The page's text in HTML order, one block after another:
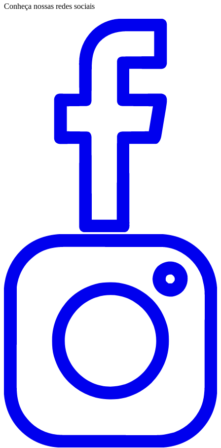
Conheça nossas redes sociais